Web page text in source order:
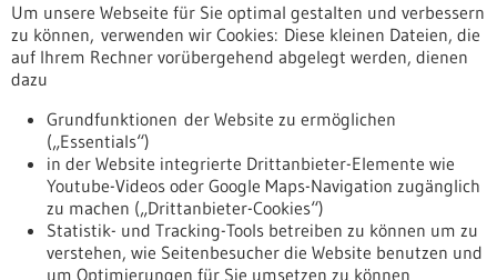
info(at)medservinternational.de
www.medservinternational.de
Zurück zur Ergebnisliste
Nach oben
Um unsere Webseite für Sie optimal gestalten und verbessern
zu können, verwenden wir Cookies: Diese kleinen Dateien, die
auf Ihrem Rechner vorübergehend abgelegt werden, dienen
dazu
Grundfunktionen der Website zu ermöglichen
(„Essentials“)
in der Website integrierte Drittanbieter-Elemente wie
Youtube-Videos oder Google Maps-Navigation zugänglich
zu machen („Drittanbieter-Cookies“)
Statistik- und Tracking-Tools betreiben zu können um zu
verstehen, wie Seitenbesucher die Website benutzen und
um Optimierungen für Sie umsetzen zu können